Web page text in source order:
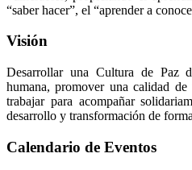
“saber hacer”, el “aprender a
Visión
Desarrollar una Cultura de Paz
humana, promover una calidad
trabajar para acompañar
desarrollo y transformación de
Calendario de Eventos